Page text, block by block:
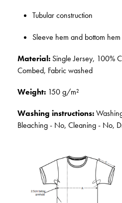
Tubular construction
Sleeve hem and bottom
Material: Single Jersey, 100%
Combed, Fabric washed
Weight: 150 g/m²
Washing instructions:
Bleaching - No, Cleaning - No,